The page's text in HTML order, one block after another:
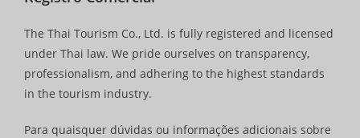
The Thai Tourism Co., Ltd. is fully registered and licensed
under Thai law. We pride ourselves on transparency,
professionalism, and adhering to the highest standards
in the tourism industry.
Para quaisquer dúvidas ou informações adicionais sobre